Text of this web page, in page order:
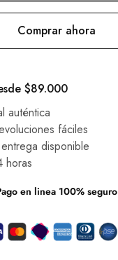
Comprar ahora
$89.000
auténtica
fáciles
disponible
horas
en linea 100% seguro